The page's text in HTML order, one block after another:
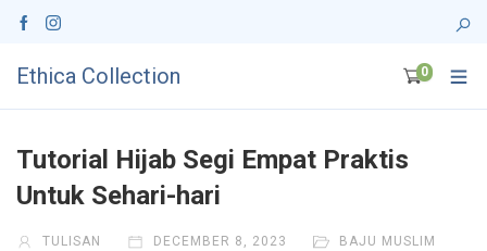
Ethica Collection 0
Tutorial Hijab Segi Empat Praktis
Untuk Sehari-hari
TULISAN DECEMBER 8, 2023 BAJU MUSLIM